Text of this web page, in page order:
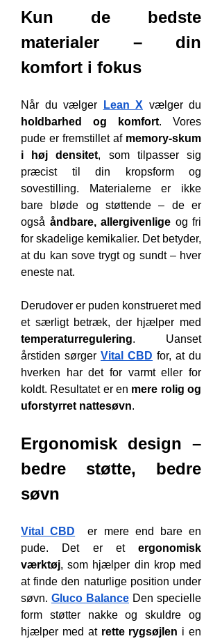
Kun de bedste
materialer – din
komfort i fokus
Når du vælger Lean X
holdbarhed og komfort. Vores
pude er fremstillet af memory-skum
i høj densitet, som tilpasser sig
præcist til din kropsform og
sovestilling. Materialerne er ikke
bare bløde og støttende – de er
også åndbare, allergivenlige og fri
for skadelige kemikalier. Det betyder,
at du kan sove trygt og sundt – hver
eneste nat.
Derudover er puden konstrueret med
temperaturregulering. Uanset
årstiden sørger Vital CBD for, at du
hverken har det for varmt eller for
koldt. Resultatet er en mere rolig og
uforstyrret nattesøvn.
Ergonomisk design –
bedre støtte, bedre
søvn
Vital CBD er mere end bare en
pude. Det er et ergonomisk
værktøj, som hjælper din krop med
at finde den naturlige position under
søvn. Gluco Balance Den specielle
form støtter nakke og skuldre og
hjælper med at rette rygsøjlen i en